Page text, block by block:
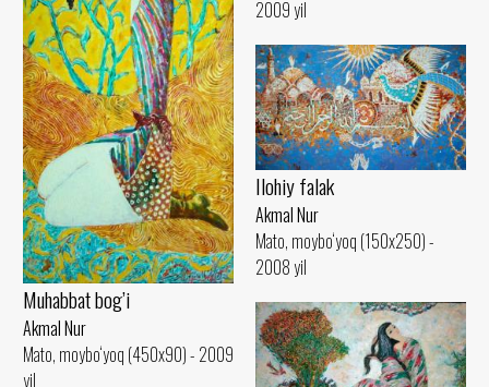
2009 yil
Muhabbat bog’i
Akmal Nur
Mato, moybo‘yoq (450x90) - 2009
yil
Ilohiy falak
Akmal Nur
Mato, moybo‘yoq (150x250) -
2008 yil